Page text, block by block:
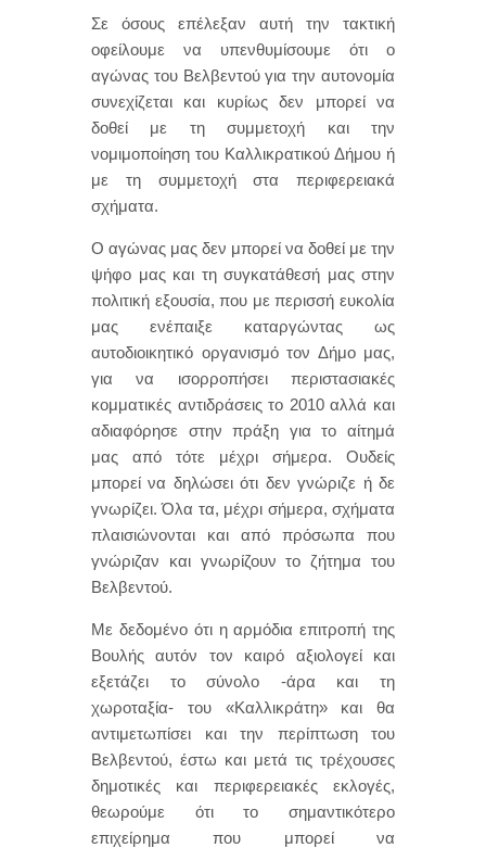
Σε όσους επέλεξαν αυτή την τακτική
οφείλουμε να υπενθυμίσουμε ότι ο
αγώνας του Βελβεντού για την αυτονομία
συνεχίζεται και κυρίως δεν μπορεί να
δοθεί με τη συμμετοχή και την
νομιμοποίηση του Καλλικρατικού Δήμου ή
με τη συμμετοχή στα περιφερειακά
σχήματα.
Ο αγώνας μας δεν μπορεί να δοθεί με την
ψήφο μας και τη συγκατάθεσή μας στην
πολιτική εξουσία, που με περισσή ευκολία
μας ενέπαιξε καταργώντας ως
αυτοδιοικητικό οργανισμό τον Δήμο μας,
για να ισορροπήσει περιστασιακές
κομματικές αντιδράσεις το 2010 αλλά και
αδιαφόρησε στην πράξη για το αίτημά
μας από τότε μέχρι σήμερα. Ουδείς
μπορεί να δηλώσει ότι δεν γνώριζε ή δε
γνωρίζει. Όλα τα, μέχρι σήμερα, σχήματα
πλαισιώνονται και από πρόσωπα που
γνώριζαν και γνωρίζουν το ζήτημα του
Βελβεντού.
Με δεδομένο ότι η αρμόδια επιτροπή της
Βουλής αυτόν τον καιρό αξιολογεί και
εξετάζει το σύνολο -άρα και τη
χωροταξία- του «Καλλικράτη» και θα
αντιμετωπίσει και την περίπτωση του
Βελβεντού, έστω και μετά τις τρέχουσες
δημοτικές και περιφερειακές εκλογές,
θεωρούμε ότι το σημαντικότερο
επιχείρημα που μπορεί να